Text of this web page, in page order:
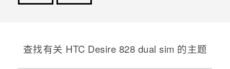
查找有关 HTC Desire 828 dual sim 的主题